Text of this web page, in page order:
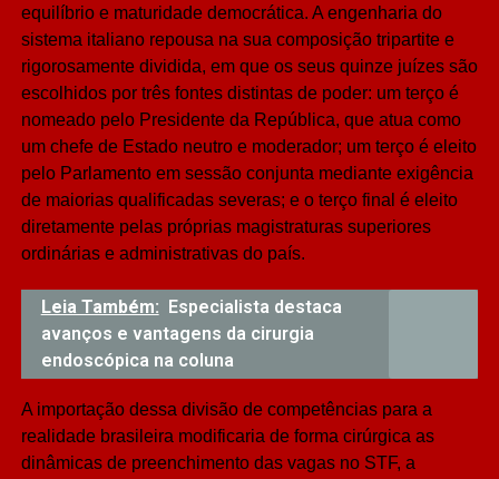
equilíbrio e maturidade democrática. A engenharia do
sistema italiano repousa na sua composição tripartite e
rigorosamente dividida, em que os seus quinze juízes são
escolhidos por três fontes distintas de poder: um terço é
nomeado pelo Presidente da República, que atua como
um chefe de Estado neutro e moderador; um terço é eleito
pelo Parlamento em sessão conjunta mediante exigência
de maiorias qualificadas severas; e o terço final é eleito
diretamente pelas próprias magistraturas superiores
ordinárias e administrativas do país.
Leia Também: Especialista destaca
avanços e vantagens da cirurgia
endoscópica na coluna
A importação dessa divisão de competências para a
realidade brasileira modificaria de forma cirúrgica as
dinâmicas de preenchimento das vagas no STF, a